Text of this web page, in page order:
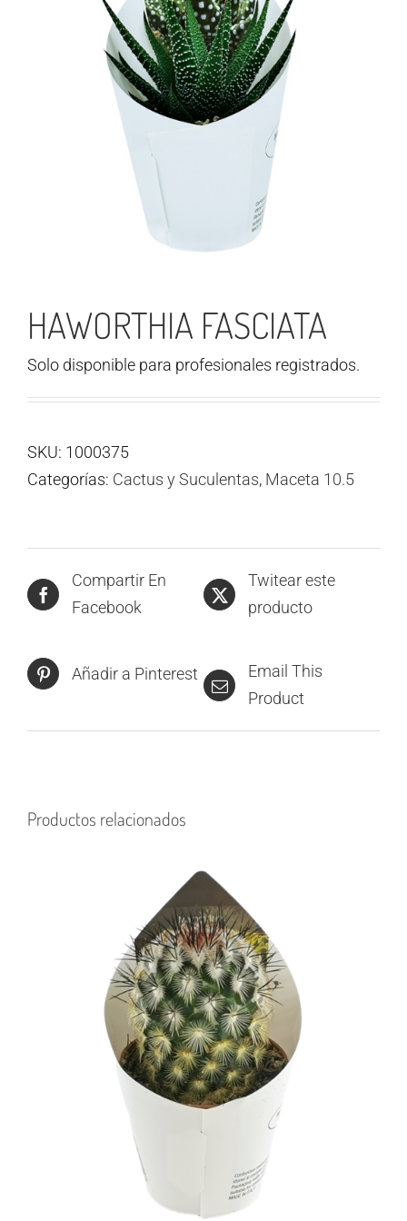
HAWORTHIA FASCIATA
Solo disponible para profesionales registrados.
SKU: 1000375
Categorías: Cactus y Suculentas, Maceta 10.5
Compartir En
Facebook
Twitear este
producto
Añadir a Pinterest
Email This
Product
Productos relacionados